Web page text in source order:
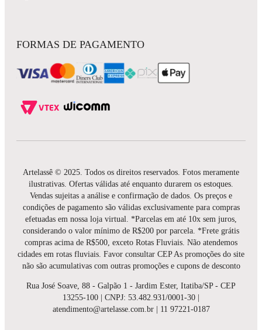
FORMAS DE PAGAMENTO
Artelassê © 2025. Todos os direitos reservados. Fotos meramente
ilustrativas. Ofertas válidas até enquanto durarem os estoques.
Vendas sujeitas a análise e confirmação de dados. Os preços e
condições de pagamento são válidas exclusivamente para compras
efetuadas em nossa loja virtual. *Parcelas em até 10x sem juros,
considerando o valor mínimo de R$200 por parcela. *Frete grátis
compras acima de R$500, exceto Rotas Fluviais. Não atendemos
cidades em rotas fluviais. Favor consultar CEP As promoções do site
não são acumulativas com outras promoções e cupons de desconto
Rua José Soave, 88 - Galpão 1 - Jardim Ester, Itatiba/SP - CEP
13255-100 | CNPJ: 53.482.931/0001-30 |
atendimento@artelasse.com.br | 11 97221-0187